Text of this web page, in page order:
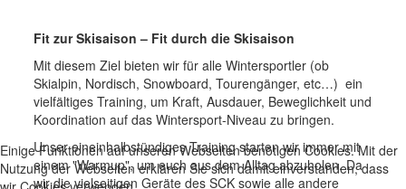
Fit zur Skisaison – Fit durch die Skisaison
Mit diesem Ziel bieten wir für alle Wintersportler (ob
Skialpin, Nordisch, Snowboard, Tourengänger, etc…) ein
vielfältiges Training, um Kraft, Ausdauer, Beweglichkeit und
Koordination auf das Wintersport-Niveau zu bringen.
Unser eineinhalbstündiges Training starten wir immer mit
einem "Warmup", um euch aus dem Alltag abzuholen. Da
wir die vielseitigen Geräte des SCK sowie alle andere
Einige Funktionen auf unseren Webseiten benötigen Cookies. Mit der
Nutzung der Webseiten erklären Sie sich damit einverstanden, dass